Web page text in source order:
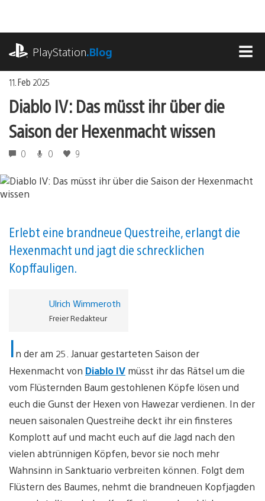
springen
PlayStation.Blog
11. Feb 2025
Diablo IV: Das müsst ihr über die
Saison der Hexenmacht wissen
0 0 9
Erlebt eine brandneue Questreihe, erlangt die
Hexenmacht und jagt die schrecklichen
Kopffauligen.
Ulrich Wimmeroth
Freier Redakteur
In der am 25. Januar gestarteten Saison der
Hexenmacht von Diablo IV müsst ihr das Rätsel um die
vom Flüsternden Baum gestohlenen Köpfe lösen und
euch die Gunst der Hexen von Hawezar verdienen. In der
neuen saisonalen Questreihe deckt ihr ein finsteres
Komplott auf und macht euch auf die Jagd nach den
vielen abtrünnigen Köpfen, bevor sie noch mehr
Wahnsinn in Sanktuario verbreiten können. Folgt dem
Flüstern des Baumes, nehmt die brandneuen Kopfjagden